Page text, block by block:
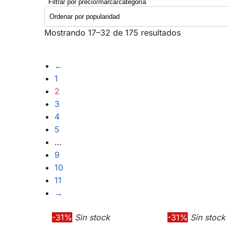
Filtrar por precio/marca/categoría
Mostrando 17–32 de 175 resultados
←
1
2
3
4
5
…
9
10
11
→
-31% Sin stock -31% Sin stock